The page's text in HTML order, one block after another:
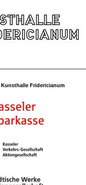
Kunsthalle Fridericianum